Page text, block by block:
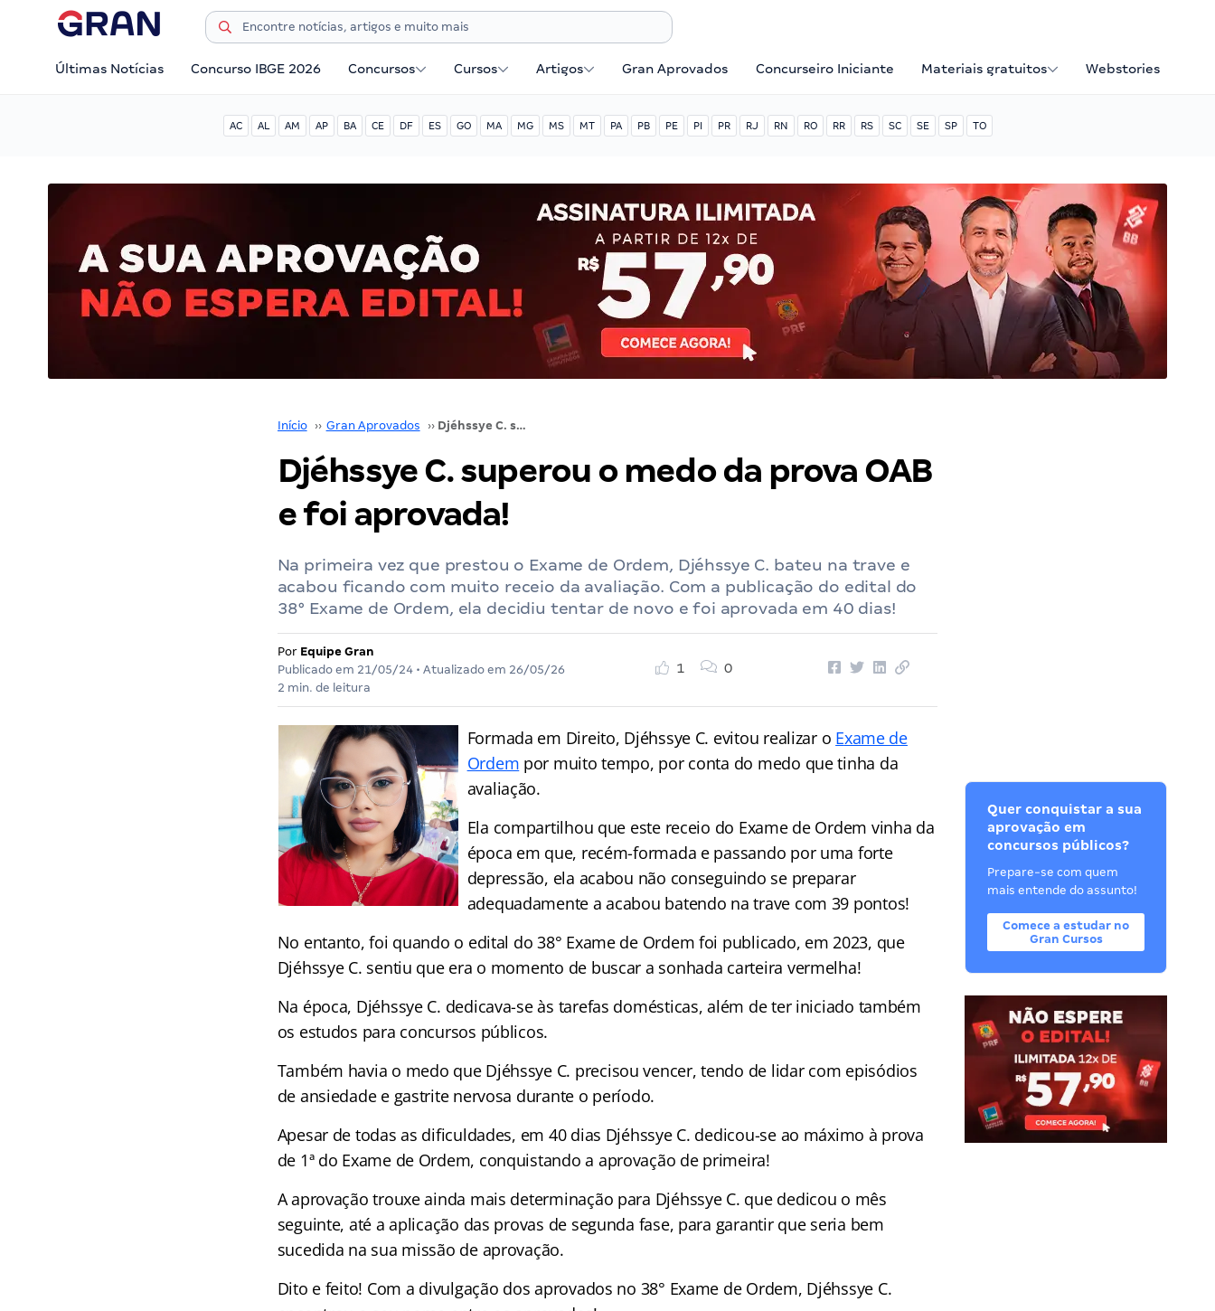
Últimas Notícias Concurso IBGE 2026 Concursos Cursos Artigos Gran Aprovados Concurseiro Iniciante Materiais gratuitos Webstories
AC AL AM AP BA CE DF ES GO MA MG MS MT PA PB PE PI PR RJ RN RO RR RS SC SE SP TO
Início ›› Gran Aprovados ›› Djéhssye C. superou o medo da prova OAB e foi aprovada!
Djéhssye C. superou o medo da prova OAB
e foi aprovada!
Na primeira vez que prestou o Exame de Ordem, Djéhssye C. bateu na trave e
acabou ficando com muito receio da avaliação. Com a publicação do edital do
38° Exame de Ordem, ela decidiu tentar de novo e foi aprovada em 40 dias!
Por Equipe Gran
Publicado em 21/05/24• Atualizado em 26/05/26
2 min. de leitura
1 0
Formada em Direito, Djéhssye C. evitou realizar o Exame de
Ordem por muito tempo, por conta do medo que tinha da
avaliação.
Ela compartilhou que este receio do Exame de Ordem vinha da
época em que, recém-formada e passando por uma forte
depressão, ela acabou não conseguindo se preparar
adequadamente a acabou batendo na trave com 39 pontos!
No entanto, foi quando o edital do 38° Exame de Ordem foi publicado, em 2023, que
Djéhssye C. sentiu que era o momento de buscar a sonhada carteira vermelha!
Na época, Djéhssye C. dedicava-se às tarefas domésticas, além de ter iniciado também
os estudos para concursos públicos.
Também havia o medo que Djéhssye C. precisou vencer, tendo de lidar com episódios
de ansiedade e gastrite nervosa durante o período.
Apesar de todas as dificuldades, em 40 dias Djéhssye C. dedicou-se ao máximo à prova
de 1ª do Exame de Ordem, conquistando a aprovação de primeira!
A aprovação trouxe ainda mais determinação para Djéhssye C. que dedicou o mês
seguinte, até a aplicação das provas de segunda fase, para garantir que seria bem
sucedida na sua missão de aprovação.
Dito e feito! Com a divulgação dos aprovados no 38° Exame de Ordem, Djéhssye C.
Quer conquistar a sua
aprovação em
concursos públicos?
Prepare-se com quem
mais entende do assunto!
Comece a estudar no
Gran Cursos